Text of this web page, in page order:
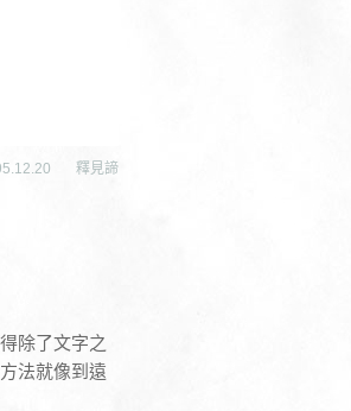
釋見諦
除了文字之
法就像到遠